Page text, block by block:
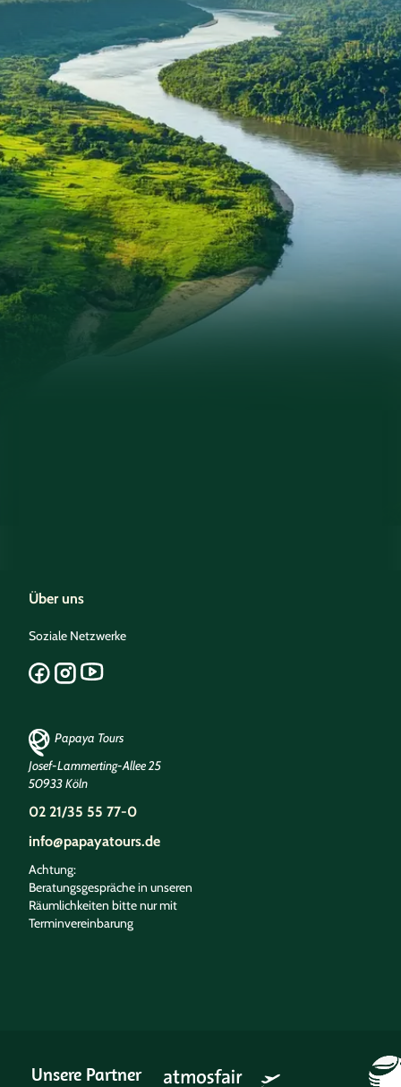
Über uns
Soziale Netzwerke
Papaya Tours
Josef-Lammerting-Allee 25
50933 Köln
02 21/35 55 77-0
info@papayatours.de
Achtung:
Beratungsgespräche in unseren
Räumlichkeiten bitte nur mit
Terminvereinbarung
Unsere Partner